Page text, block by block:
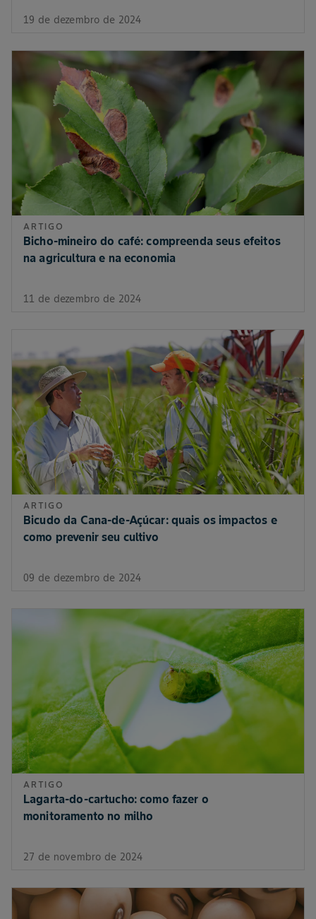
19 de dezembro de 2024
ARTIGO
Bicho-mineiro do café: compreenda seus efeitos
na agricultura e na economia
11 de dezembro de 2024
ARTIGO
Bicudo da Cana-de-Açúcar: quais os impactos e
como prevenir seu cultivo
09 de dezembro de 2024
ARTIGO
Lagarta-do-cartucho: como fazer o
monitoramento no milho
27 de novembro de 2024